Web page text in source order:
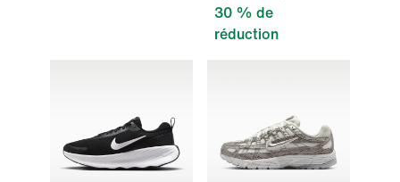
30 % de
réduction